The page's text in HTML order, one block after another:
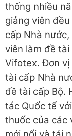
thống nhiều
giảng viên
cấp Nhà
viên làm đề
Vifotex. Đơn
tài cấp Nhà
đề tài cấp Bộ.
tác Quốc tế
thuốc của các